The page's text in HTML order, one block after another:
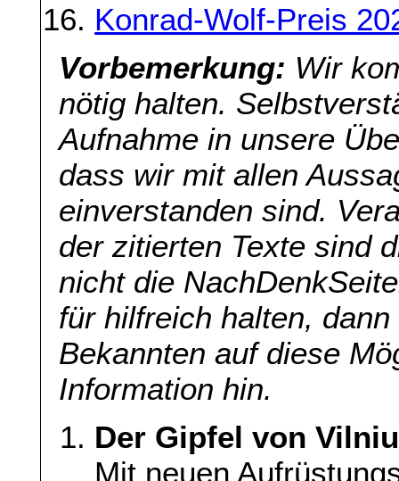
Konrad-Wolf-Preis
Vorbemerkung: Wir
nötig halten.
Aufnahme in unsere
dass wir mit allen
einverstanden sind.
der zitierten Texte sind
nicht die
für hilfreich halten,
Bekannten auf diese
Information hin.
Der Gipfel von
Mit neuen